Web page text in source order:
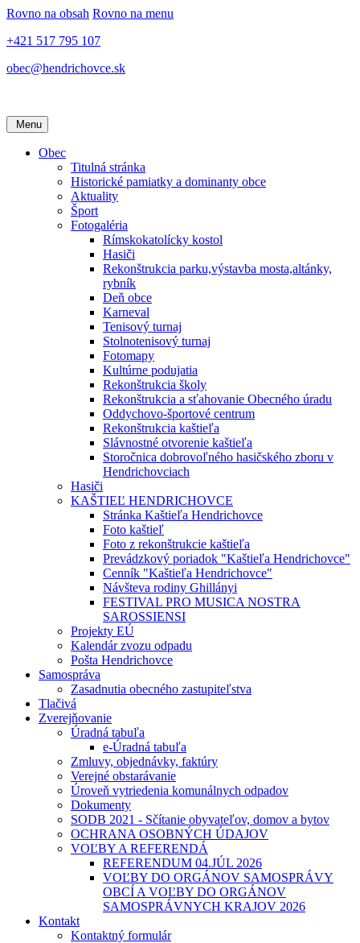
Rovno na obsah Rovno na menu
+421 517 795 107
obec@hendrichovce.sk
Menu
Obec
Titulná stránka
Historické pamiatky a dominanty obce
Aktuality
Šport
Fotogaléria
Rímskokatolícky kostol
Hasiči
Rekonštrukcia parku,výstavba mosta,altánky,
rybník
Deň obce
Karneval
Tenisový turnaj
Stolnotenisový turnaj
Fotomapy
Kultúrne podujatia
Rekonštrukcia školy
Rekonštrukcia a sťahovanie Obecného úradu
Oddychovo-športové centrum
Rekonštrukcia kaštieľa
Slávnostné otvorenie kaštieľa
Storočnica dobrovoľného hasičského zboru v
Hendrichovciach
Hasiči
KAŠTIEĽ HENDRICHOVCE
Stránka Kaštieľa Hendrichovce
Foto kaštieľ
Foto z rekonštrukcie kaštieľa
Prevádzkový poriadok "Kaštieľa Hendrichovce"
Cenník "Kaštieľa Hendrichovce"
Návšteva rodiny Ghillányi
FESTIVAL PRO MUSICA NOSTRA
SAROSSIENSI
Projekty EÚ
Kalendár zvozu odpadu
Pošta Hendrichovce
Samospráva
Zasadnutia obecného zastupiteľstva
Tlačivá
Zverejňovanie
Úradná tabuľa
e-Úradná tabuľa
Zmluvy, objednávky, faktúry
Verejné obstarávanie
Úroveň vytriedenia komunálnych odpadov
Dokumenty
SODB 2021 - Sčítanie obyvateľov, domov a bytov
OCHRANA OSOBNÝCH ÚDAJOV
VOĽBY A REFERENDÁ
REFERENDUM 04.JÚL 2026
VOĽBY DO ORGÁNOV SAMOSPRÁVY
OBCÍ A VOĽBY DO ORGÁNOV
SAMOSPRÁVNYCH KRAJOV 2026
Kontakt
Kontaktný formulár